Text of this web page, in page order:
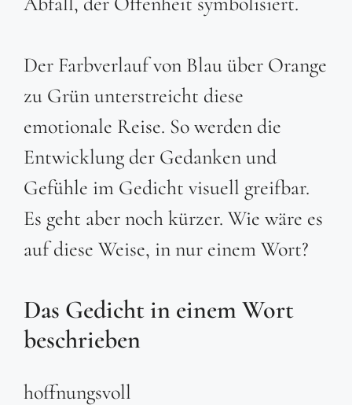
Der Farbverlauf von Blau über Orange
zu Grün unterstreicht diese
emotionale Reise. So werden die
Entwicklung der Gedanken und
Gefühle im Gedicht visuell greifbar.
Es geht aber noch kürzer. Wie wäre es
auf diese Weise, in nur einem Wort?
Das Gedicht in einem Wort
beschrieben
hoffnungsvoll